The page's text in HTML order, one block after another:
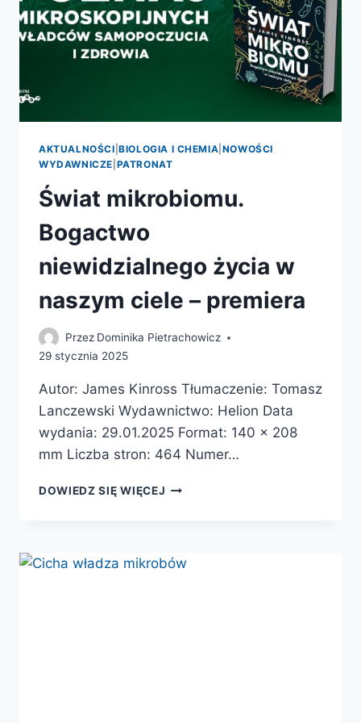
AKTUALNOŚCI |BIOLOGIA I CHEMIA NOWOŚCI
WYDAWNICZE PATRONAT
Świat mikrobiomu.
Bogactwo
niewidzialnego życia w
naszym ciele – premiera
Przez Dominika Pietrachowicz
29 stycznia 2025
Autor: James Kinross Tłumaczenie: Tomasz
Lanczewski Wydawnictwo: Helion Data
wydania: 29.01.2025 Format: 140 x 208
mm Liczba stron: 464 Numer…
DOWIEDZ SIĘ WIĘCEJ ŚWIAT
ŻYCIA
W